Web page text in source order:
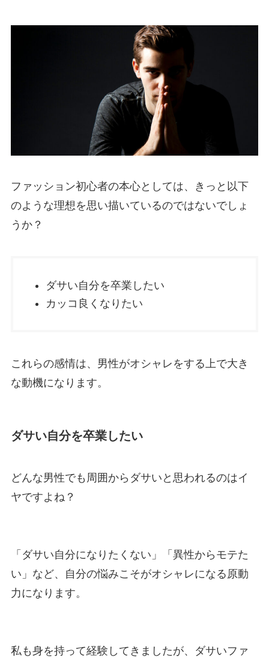
ファッション初心者の本心としては、きっと以下
のような理想を思い描いているのではないでしょ
うか？
ダサい自分を卒業したい
カッコ良くなりたい
これらの感情は、男性がオシャレをする上で大き
な動機になります。
ダサい自分を卒業したい
どんな男性でも周囲からダサいと思われるのはイ
ヤですよね？
「ダサい自分になりたくない」「異性からモテた
い」など、自分の悩みこそがオシャレになる原動
力になります。
私も身を持って経験してきましたが、ダサいファ